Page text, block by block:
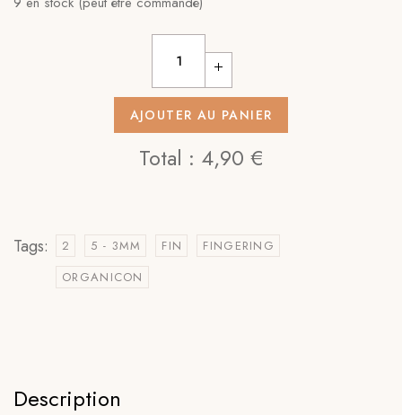
AJOUTER AU PANIER
Total : 4,90 €
Tags: 2 5 - 3MM FIN
FINGERING
ORGANICON
Description